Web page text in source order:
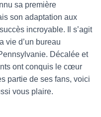
sa première
son adaptation aux
incroyable. Il s’agit
vie d’un bureau
Décalée et
ont conquis le cœur
partie de ses fans, voici
vous plaire.